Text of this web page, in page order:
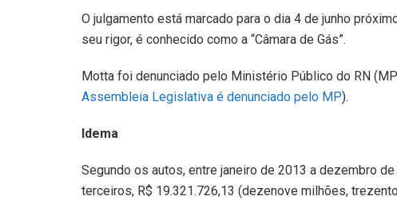
O julgamento está marcado para o dia 4 de junho
seu rigor, é conhecido como a “Câmara de Gás”.
Motta foi denunciado pelo Ministério Público do RN
Assembleia Legislativa é denunciado pelo MP).
Idema
Segundo os autos, entre janeiro de 2013 a dezembro
terceiros, R$ 19.321.726,13 (dezenove milhões,